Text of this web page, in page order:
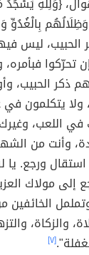
بِالْغُدُوِّ
ليس
تحرّكوا
ذكر الحبيب،
ولا يتكلمون
اللعب،
وأنت من
ورجع.
مولاك
والزكاة،
[٧]